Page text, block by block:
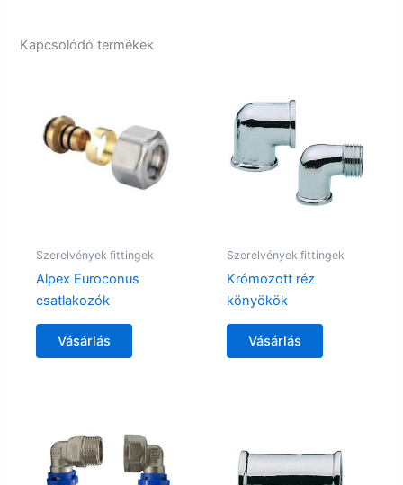
Kapcsolódó termékek
Szerelvények fittingek
Alpex Euroconus
csatlakozók
Vásárlás
Szerelvények fittingek
Krómozott réz
könyökök
Vásárlás